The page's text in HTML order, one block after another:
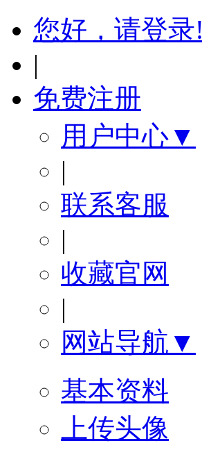
您好，请登录!
|
免费注册
用户中心▼
|
联系客服
|
收藏官网
|
网站导航▼
基本资料
上传头像